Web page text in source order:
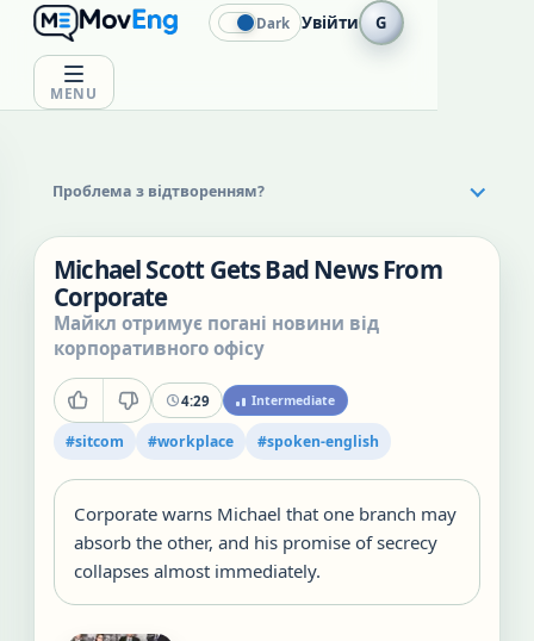
MENU
Dark Увійти G
Проблема з відтворенням?
Michael Scott Gets Bad News From
Corporate
Майкл отримує погані новини від
корпоративного офісу
4:29 Intermediate
#sitcom #workplace #spoken-english
Corporate warns Michael that one branch may
absorb the other, and his promise of secrecy
collapses almost immediately.